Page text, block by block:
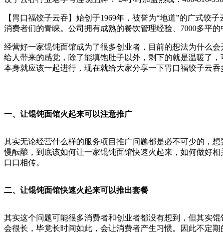
【胃口福饺子云吞】始创于1969年，被誉为“地道”的广式
消费者们的青睐。公司拥有成熟的餐饮管理经验、7000多平
经营好一家馄饨面馆成为了很多创业者，目前的想法为什么
给人带来的感觉，除了能填饱肚子以外，剩下的就是温暖了
本身就应该一起进行，现在就给大家分享一下胃口福饺子云
一、让馄饨面馆火起来可以注意推广
其实无论经营什么样的服务项目推广问题都是必不可少的，
慢酝酿，到底该如何让一家馄饨面馆快速火起来，如何做好
口口相传。
二、让馄饨面馆快速火起来可以推出套餐
其实这个问题可能很多消费者和创业者都没有想到，但其实
会很长，毕竟长时间如此，会让消费者产生习惯。因此不定